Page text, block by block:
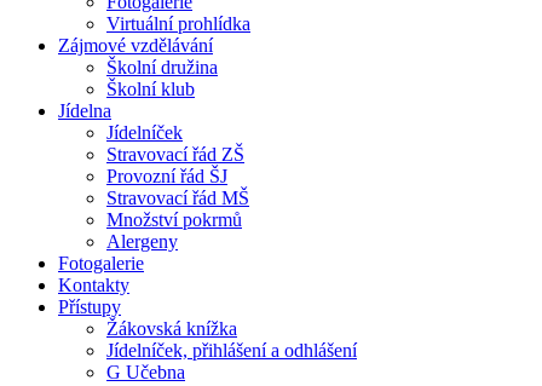
Virtuální prohlídka
Zájmové vzdělávání
Školní družina
Školní klub
Jídelna
Jídelníček
Stravovací řád ZŠ
Provozní řád ŠJ
Stravovací řád MŠ
Množství pokrmů
Alergeny
Fotogalerie
Kontakty
Přístupy
Žákovská knížka
Jídelníček, přihlášení a odhlášení
G Učebna